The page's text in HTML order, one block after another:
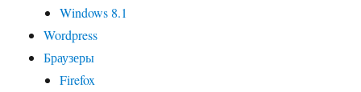
Windows 8.1
Wordpress
Браузеры
Firefox